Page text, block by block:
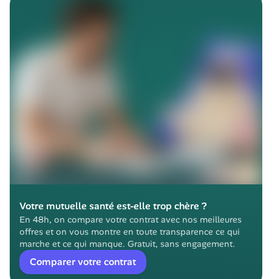
Votre mutuelle santé est-elle trop chère ?
En 48h, on compare votre contrat avec nos meilleures
offres et on vous montre en toute transparence ce qui
marche et ce qui manque. Gratuit, sans engagement.
Comparer votre contrat